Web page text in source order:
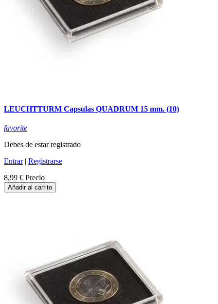
LEUCHTTURM Capsulas QUADRUM 15 mm. (10)
favorite
Debes de estar registrado
Entrar| Registrarse
8,99 € Precio
Añadir al carrito